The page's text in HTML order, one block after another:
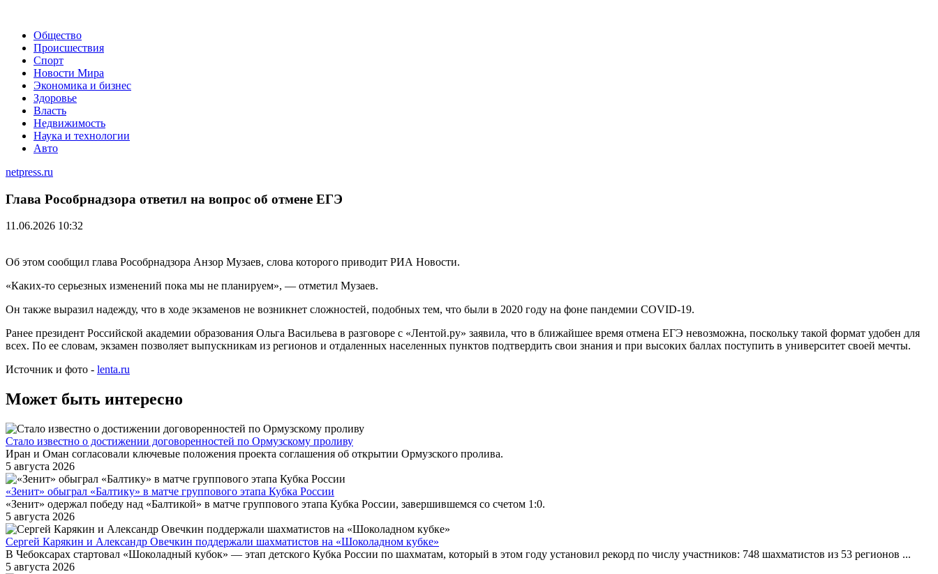
Общество
Происшествия
Спорт
Новости Мира
Экономика и бизнес
Здоровье
Власть
Недвижимость
Наука и технологии
Авто
netpress.ru
Глава Рособрнадзора ответил на вопрос об отмене ЕГЭ
11.06.2026 10:32
Об этом сообщил глава Рособрнадзора Анзор Музаев, слова которого приводит РИА Новости.
«Каких-то серьезных изменений пока мы не планируем», — отметил Музаев.
Он также выразил надежду, что в ходе экзаменов не возникнет сложностей, подобных тем, что были в 2020 году на фоне пандемии COVID-19.
Ранее президент Российской академии образования Ольга Васильева в разговоре с «Лентой.ру» заявила, что в ближайшее время отмена ЕГЭ невозможна, поскольку такой формат удобен для
всех. По ее словам, экзамен позволяет выпускникам из регионов и отдаленных населенных пунктов подтвердить свои знания и при высоких баллах поступить в университет своей мечты.
Источник и фото - lenta.ru
Может быть интересно
Стало известно о достижении договоренностей по Ормузскому проливу
Иран и Оман согласовали ключевые положения проекта соглашения об открытии Ормузского пролива.
5 августа 2026
«Зенит» обыграл «Балтику» в матче группового этапа Кубка России
«Зенит» одержал победу над «Балтикой» в матче группового этапа Кубка России, завершившемся со счетом 1:0.
5 августа 2026
Сергей Карякин и Александр Овечкин поддержали шахматистов на «Шоколадном кубке»
В Чебоксарах стартовал «Шоколадный кубок» — этап детского Кубка России по шахматам, который в этом году установил рекорд по числу участников: 748 шахматистов из 53 регионов ...
5 августа 2026